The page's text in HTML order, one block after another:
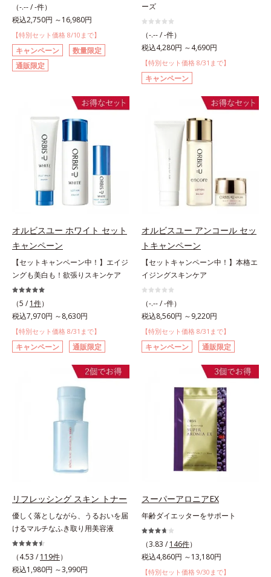
（-.-- / -件）
税込2,750円 ～16,980円
【特別セット価格 8/10まで】
キャンペーン
数量限定
通販限定
ーズ
（-.-- / -件）
税込4,280円 ～4,690円
【特別セット価格 8/31まで】
キャンペーン
オルビスユー ホワイト セット
キャンペーン
【セットキャンペーン中！】エイジ
ングも美白も！欲張りスキンケア
（5 / 1件）
税込7,970円 ～8,630円
【特別セット価格 8/31まで】
キャンペーン 通販限定
オルビスユー アンコール セッ
トキャンペーン
【セットキャンペーン中！】本格エ
イジングスキンケア
（-.-- / -件）
税込8,560円 ～9,220円
【特別セット価格 8/31まで】
キャンペーン 通販限定
リフレッシング スキン トナー
優しく落としながら、うるおいを届
けるマルチなふき取り用美容液
（4.53 / 119件）
税込1,980円 ～3,990円
スーパーアロニアEX
年齢ダイエッターをサポート
（3.83 / 146件）
税込4,860円 ～13,180円
【特別セット価格 9/30まで】